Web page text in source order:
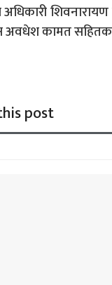
शिवनारायण
अवधेश कामत
post